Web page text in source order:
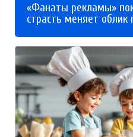
«Фанаты рекламы»
страсть меняет облик